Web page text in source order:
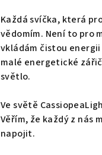
Každá svíčka, která
vědomím. Není to pro
vkládám čistou
malé energetické
světlo.
Ve světě
Věřím, že každý z nás
napojit.